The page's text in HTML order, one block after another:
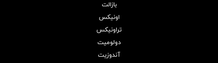
بازالت
اونیکس
تراونیکس
دولومیت
آندوزیت